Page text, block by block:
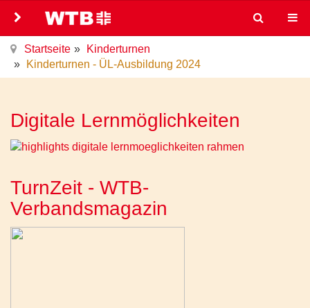
Startseite
Kinderturnen
Kinderturnen - ÜL-Ausbildung 2024
Digitale Lernmöglichkeiten
TurnZeit - WTB-
Verbandsmagazin